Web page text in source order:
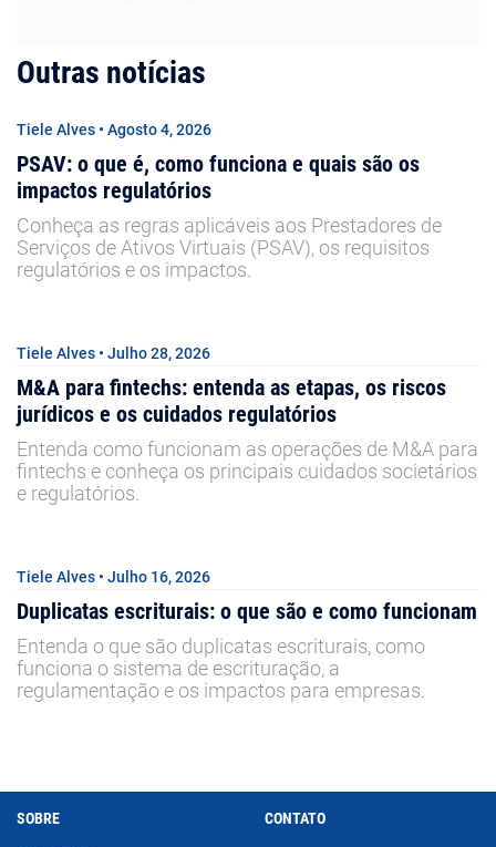
Outras notícias
Tiele Alves • Agosto 4, 2026
PSAV: o que é, como funciona e quais são os
impactos regulatórios
Conheça as regras aplicáveis aos Prestadores de
Serviços de Ativos Virtuais (PSAV), os requisitos
regulatórios e os impactos.
Tiele Alves • Julho 28, 2026
M&A para fintechs: entenda as etapas, os riscos
jurídicos e os cuidados regulatórios
Entenda como funcionam as operações de M&A para
fintechs e conheça os principais cuidados societários
e regulatórios.
Tiele Alves • Julho 16, 2026
Duplicatas escriturais: o que são e como funcionam
Entenda o que são duplicatas escriturais, como
funciona o sistema de escrituração, a
regulamentação e os impactos para empresas.
SOBRE CONTATO